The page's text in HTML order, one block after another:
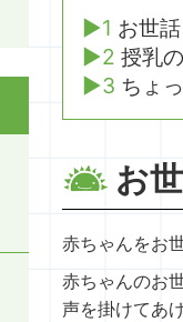
1 お世
2 授乳
3 ちょ
お
赤ちゃんをお
赤ちゃんのお
声を掛けてあ